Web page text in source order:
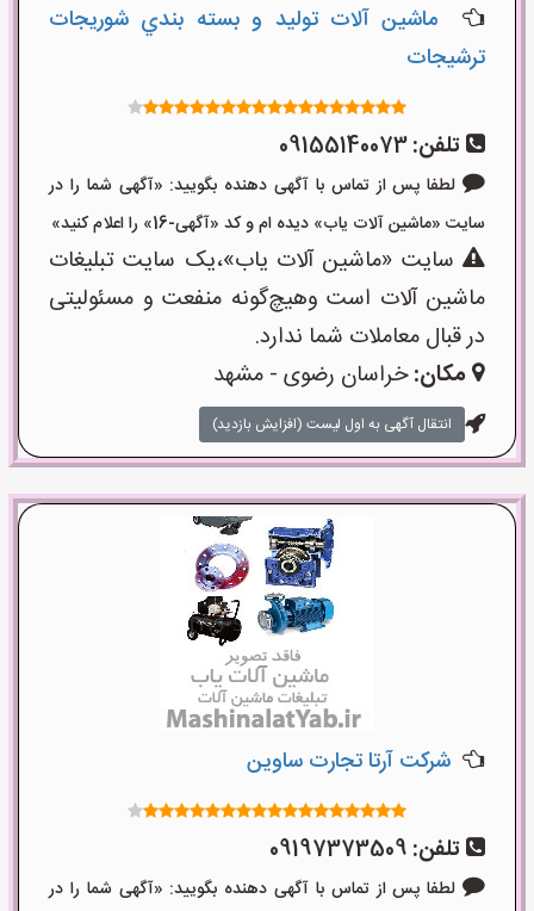
ماشین آلات توليد و بسته بندي شوريجات
ترشيجات
تلفن:09155140073
لطفا پس از تماس با آگهی دهنده بگویید: «آگهی شما را در
سایت «ماشین آلات یاب» دیده ام و کد «آگهی-16» را اعلام کنید»
سایت «ماشین آلات یاب»،یک سایت تبلیغات
ماشین آلات است وهیچ‌گونه منفعت و مسئولیتی
در قبال معاملات شما ندارد.
مکان:خراسان رضوی - مشهد
انتقال آگهی به اول لیست (افزایش بازدید)
شرکت آرتا تجارت ساوین
تلفن: 09197373509
لطفا پس از تماس با آگهی دهنده بگویید: «آگهی شما را در